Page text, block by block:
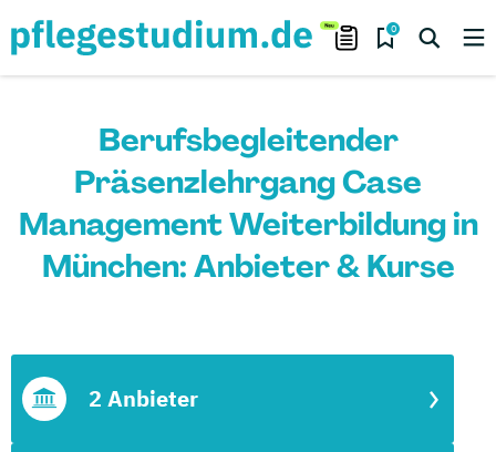
0
Berufsbegleitender
Präsenzlehrgang Case
Management Weiterbildung in
München: Anbieter & Kurse
2 Anbieter